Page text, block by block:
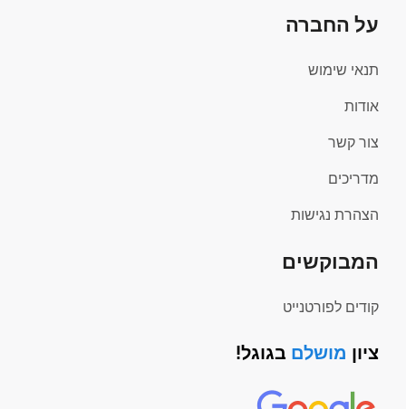
על החברה
תנאי שימוש
אודות
צור קשר
מדריכים
הצהרת נגישות
המבוקשים
קודים לפורטנייט
ציון מושלם בגוגל!